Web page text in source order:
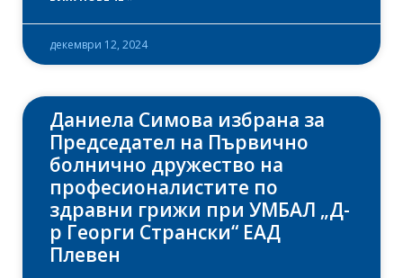
декември 12, 2024
Даниела Симова избрана за
Председател на Първично
болнично дружество на
професионалистите по
здравни грижи при УМБАЛ „Д-
р Георги Странски“ ЕАД
Плевен